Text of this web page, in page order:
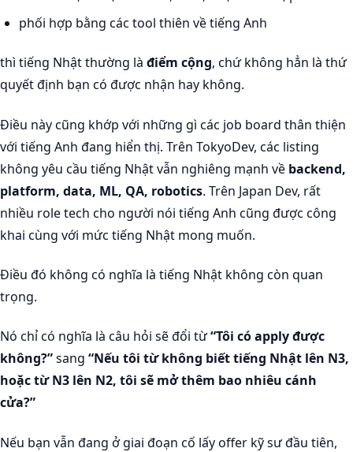
phối hợp bằng các tool thiên về tiếng Anh
thì tiếng Nhật thường là điểm cộng, chứ không hẳn là thứ
quyết định bạn có được nhận hay không.
Điều này cũng khớp với những gì các job board thân thiện
với tiếng Anh đang hiển thị. Trên TokyoDev, các listing
không yêu cầu tiếng Nhật vẫn nghiêng mạnh về backend,
platform, data, ML, QA, robotics. Trên Japan Dev, rất
nhiều role tech cho người nói tiếng Anh cũng được công
khai cùng với mức tiếng Nhật mong muốn.
Điều đó không có nghĩa là tiếng Nhật không còn quan
trọng.
Nó chỉ có nghĩa là câu hỏi sẽ đổi từ“Tôi có apply được
không?”sang “Nếu tôi từ không biết tiếng Nhật lên N3,
hoặc từ N3 lên N2, tôi sẽ mở thêm bao nhiêu cánh
cửa?”
Nếu bạn vẫn đang ở giai đoạn cố lấy offer kỹ sư đầu tiên,